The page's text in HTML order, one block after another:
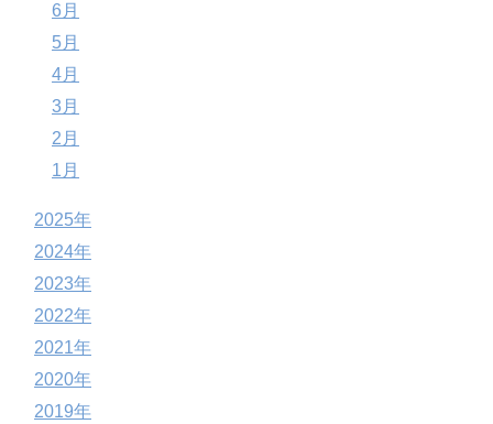
6月
5月
4月
3月
2月
1月
2025年
2024年
2023年
2022年
2021年
2020年
2019年